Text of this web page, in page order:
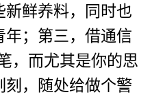
新鲜养料，同时也
年；第三，借通信
，而尤其是你的思
刻，随处给做个警